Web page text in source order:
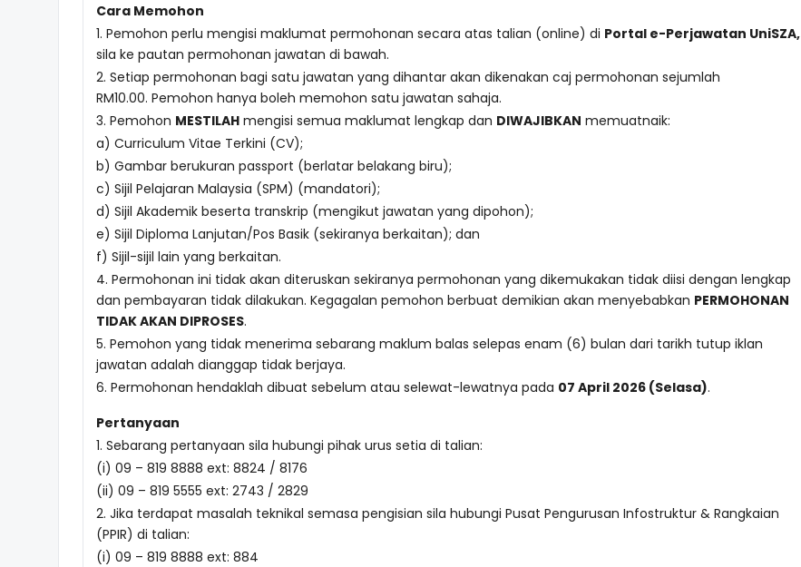
Cara Memohon
1. Pemohon perlu mengisi maklumat permohonan secara atas talian (online) di Portal e-Perjawatan UniSZA,
sila ke pautan permohonan jawatan di bawah.
2. Setiap permohonan bagi satu jawatan yang dihantar akan dikenakan caj permohonan sejumlah
RM10.00. Pemohon hanya boleh memohon satu jawatan sahaja.
3. Pemohon MESTILAH mengisi semua maklumat lengkap dan DIWAJIBKAN memuatnaik:
a) Curriculum Vitae Terkini (CV);
b) Gambar berukuran passport (berlatar belakang biru);
c) Sijil Pelajaran Malaysia (SPM) (mandatori);
d) Sijil Akademik beserta transkrip (mengikut jawatan yang dipohon);
e) Sijil Diploma Lanjutan/Pos Basik (sekiranya berkaitan); dan
f) Sijil-sijil lain yang berkaitan.
4. Permohonan ini tidak akan diteruskan sekiranya permohonan yang dikemukakan tidak diisi dengan lengkap
dan pembayaran tidak dilakukan. Kegagalan pemohon berbuat demikian akan menyebabkan PERMOHONAN
TIDAK AKAN DIPROSES.
5. Pemohon yang tidak menerima sebarang maklum balas selepas enam (6) bulan dari tarikh tutup iklan
jawatan adalah dianggap tidak berjaya.
6. Permohonan hendaklah dibuat sebelum atau selewat-lewatnya pada 07 April 2026 (Selasa).
Pertanyaan
1. Sebarang pertanyaan sila hubungi pihak urus setia di talian:
(i) 09 – 819 8888 ext: 8824 / 8176
(ii) 09 – 819 5555 ext: 2743 / 2829
2. Jika terdapat masalah teknikal semasa pengisian sila hubungi Pusat Pengurusan Infostruktur & Rangkaian
(PPIR) di talian:
(i) 09 – 819 8888 ext: 884